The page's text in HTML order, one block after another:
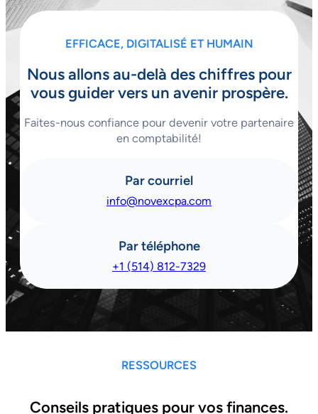
EFFICACE, DIGITALISÉ ET HUMAIN
Nous allons au-delà des chiffres pour
vous guider vers un avenir prospère.
Faites-nous confiance pour devenir votre partenaire
en comptabilité!
Par courriel
info@novexcpa.com
Par téléphone
+1 (514) 812-7329
RESSOURCES
Conseils pratiques pour vos finances.